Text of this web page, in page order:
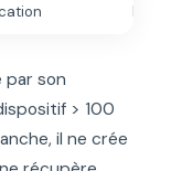
Faible
par son
> 100
il ne crée